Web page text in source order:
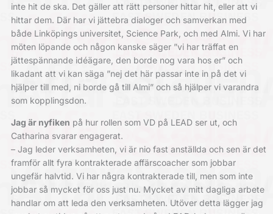
inte hit de ska. Det gäller att rätt personer hittar hit, eller att vi
hittar dem. Där har vi jättebra dialoger och samverkan med
både Linköpings universitet, Science Park, och med Almi. Vi har
möten löpande och någon kanske säger ”vi har träffat en
jättespännande idéägare, den borde nog vara hos er” och
likadant att vi kan säga ”nej det här passar inte in på det vi
hjälper till med, ni borde gå till Almi” och så hjälper vi varandra
som kopplingsdon.
Jag är nyfiken på hur rollen som VD på LEAD ser ut, och
Catharina svarar engagerat.
– Jag leder verksamheten, vi är nio fast anställda och sen är det
framför allt fyra kontrakterade affärscoacher som jobbar
ungefär halvtid. Vi har några ­kontrakt­erade till, men som inte
jobbar så mycket för oss just nu. Mycket av mitt dagliga arbete
handlar om att leda den ­verksamheten. Utöver detta lägger jag